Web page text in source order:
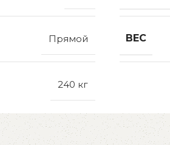
Прямой ВЕС
240 кг